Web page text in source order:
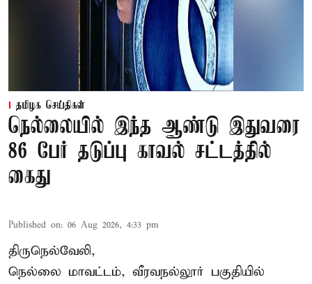
தமிழக செய்திகள்
நெல்லையில் இந்த ஆண்டு இதுவரை
86 பேர் தடுப்பு காவல் சட்டத்தில்
கைது
Published on: 06 Aug 2026, 4:33 pm
திருநெல்வேலி,
நெல்லை மாவட்டம், வீரவநல்லூர் பகுதியில்